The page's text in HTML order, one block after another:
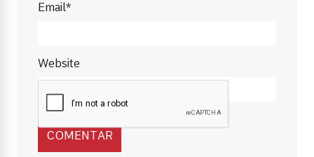
Email*
Website